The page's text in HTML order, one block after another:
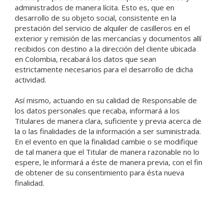
administrados de manera lícita. Esto es, que en
desarrollo de su objeto social, consistente en la
prestación del servicio de alquiler de casilleros en el
exterior y remisión de las mercancías y documentos allí
recibidos con destino a la dirección del cliente ubicada
en Colombia, recabará los datos que sean
estrictamente necesarios para el desarrollo de dicha
actividad.
Así mismo, actuando en su calidad de Responsable de
los datos personales que recaba, informará a los
Titulares de manera clara, suficiente y previa acerca de
la o las finalidades de la información a ser suministrada.
En el evento en que la finalidad cambie o se modifique
de tal manera que el Titular de manera razonable no lo
espere, le informará a éste de manera previa, con el fin
de obtener de su consentimiento para ésta nueva
finalidad.